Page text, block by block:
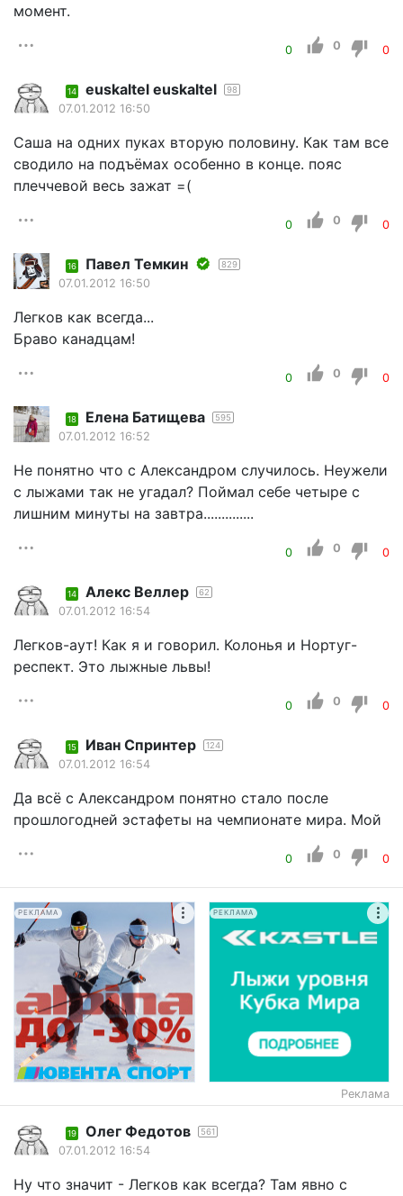
момент.
0 0 0
14 euskaltel euskaltel 98
07.01.2012 16:50
Саша на одних пуках вторую половину. Как там все
сводило на подъёмах особенно в конце. пояс
плеччевой весь зажат =(
0 0 0
16 Павел Темкин 829
07.01.2012 16:50
Легков как всегда...
Браво канадцам!
0 0 0
18 Елена Батищева 595
07.01.2012 16:52
Не понятно что с Александром случилось. Неужели
с лыжами так не угадал? Поймал себе четыре с
лишним минуты на завтра..............
0 0 0
14 Алекс Веллер 62
07.01.2012 16:54
Легков-аут! Как я и говорил. Колонья и Нортуг-
респект. Это лыжные львы!
0 0 0
15 Иван Спринтер 124
07.01.2012 16:54
Да всё с Александром понятно стало после
прошлогодней эстафеты на чемпионате мира. Мой
0 0 0
РЕКЛАМА РЕКЛАМА
Реклама
19 Олег Федотов 561
07.01.2012 16:54
Ну что значит - Легков как всегда? Там явно с